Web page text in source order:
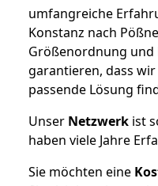
umfangreiche
Konstanz nach
Größenordnung
garantieren, dass
passende Lösung
Unser Netzwerk ist
haben viele Jahre
Sie möchten eine